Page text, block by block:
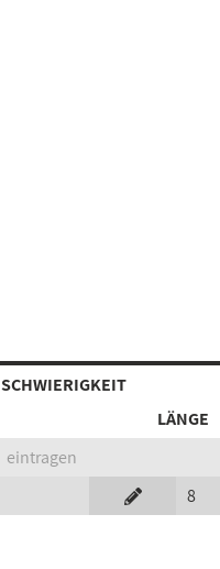
SCHWIERIGKEIT
LÄNGE
eintragen
8